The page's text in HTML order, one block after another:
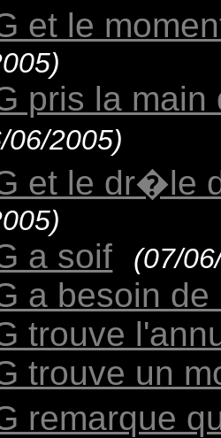
et le
pris la
06/2005)
et le dr�le
a soif (07/
a besoin
trouve
trouve un
remarque